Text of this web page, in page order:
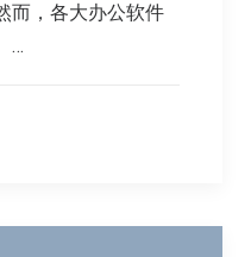
而，各大办公软件
…